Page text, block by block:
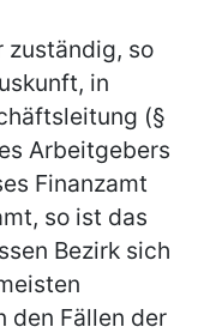
zuständig, so
in
(§
Arbeitgebers
Finanzamt
so ist das
Bezirk sich
den Fällen der